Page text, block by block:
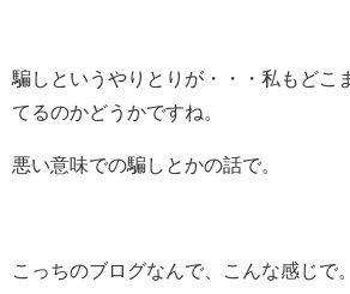
騙しというやりとりが・・・私もどこ
てるのかどうかですね。
悪い意味での騙しとかの話で。
こっちのブログなんで、こんな感じで。